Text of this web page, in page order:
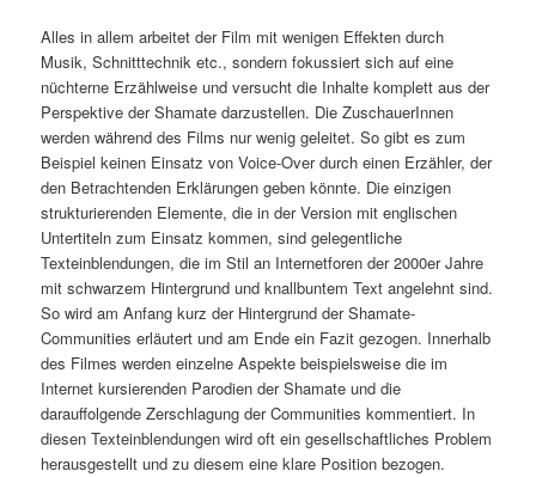
Alles in allem arbeitet der Film mit wenigen Effekten durch
Musik, Schnitttechnik etc., sondern fokussiert sich auf eine
nüchterne Erzählweise und versucht die Inhalte komplett aus der
Perspektive der Shamate darzustellen. Die ZuschauerInnen
werden während des Films nur wenig geleitet. So gibt es zum
Beispiel keinen Einsatz von Voice-Over durch einen Erzähler, der
den Betrachtenden Erklärungen geben könnte. Die einzigen
strukturierenden Elemente, die in der Version mit englischen
Untertiteln zum Einsatz kommen, sind gelegentliche
Texteinblendungen, die im Stil an Internetforen der 2000er Jahre
mit schwarzem Hintergrund und knallbuntem Text angelehnt sind.
So wird am Anfang kurz der Hintergrund der Shamate-
Communities erläutert und am Ende ein Fazit gezogen. Innerhalb
des Filmes werden einzelne Aspekte beispielsweise die im
Internet kursierenden Parodien der Shamate und die
darauffolgende Zerschlagung der Communities kommentiert. In
diesen Texteinblendungen wird oft ein gesellschaftliches Problem
herausgestellt und zu diesem eine klare Position bezogen.